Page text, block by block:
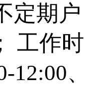
定期户
工作时
、